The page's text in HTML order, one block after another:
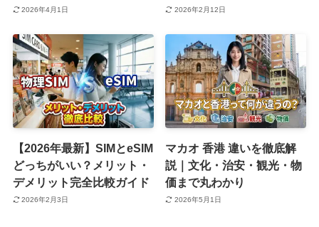
2026年4月1日 2026年2月12日
【2026年最新】SIMとeSIM
どっちがいい？メリット・
デメリット完全比較ガイド
2026年2月3日
マカオ 香港 違いを徹底解
説｜文化・治安・観光・物
価まで丸わかり
2026年5月1日